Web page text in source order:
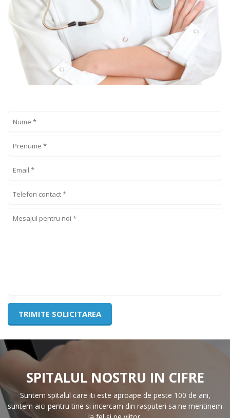
SPITALUL NOSTRU IN CIFRE
Suntem spitalul care iti este aproape de peste 100 de ani,
suntem aici pentru tine si incercam din rasputeri sa ne mentinem